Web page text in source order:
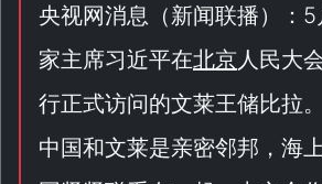
央视网消息（新闻联播）：
家主席习近平在北京人民大
行正式访问的文莱王储比拉
中国和文莱是亲密邻邦，海